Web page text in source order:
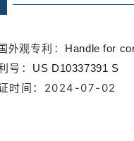
外观专利： Handle for
号： US D10337391 S
时间：2024-07-02